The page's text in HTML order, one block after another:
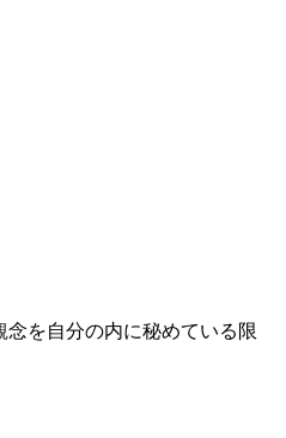
を自分の内に秘めている限